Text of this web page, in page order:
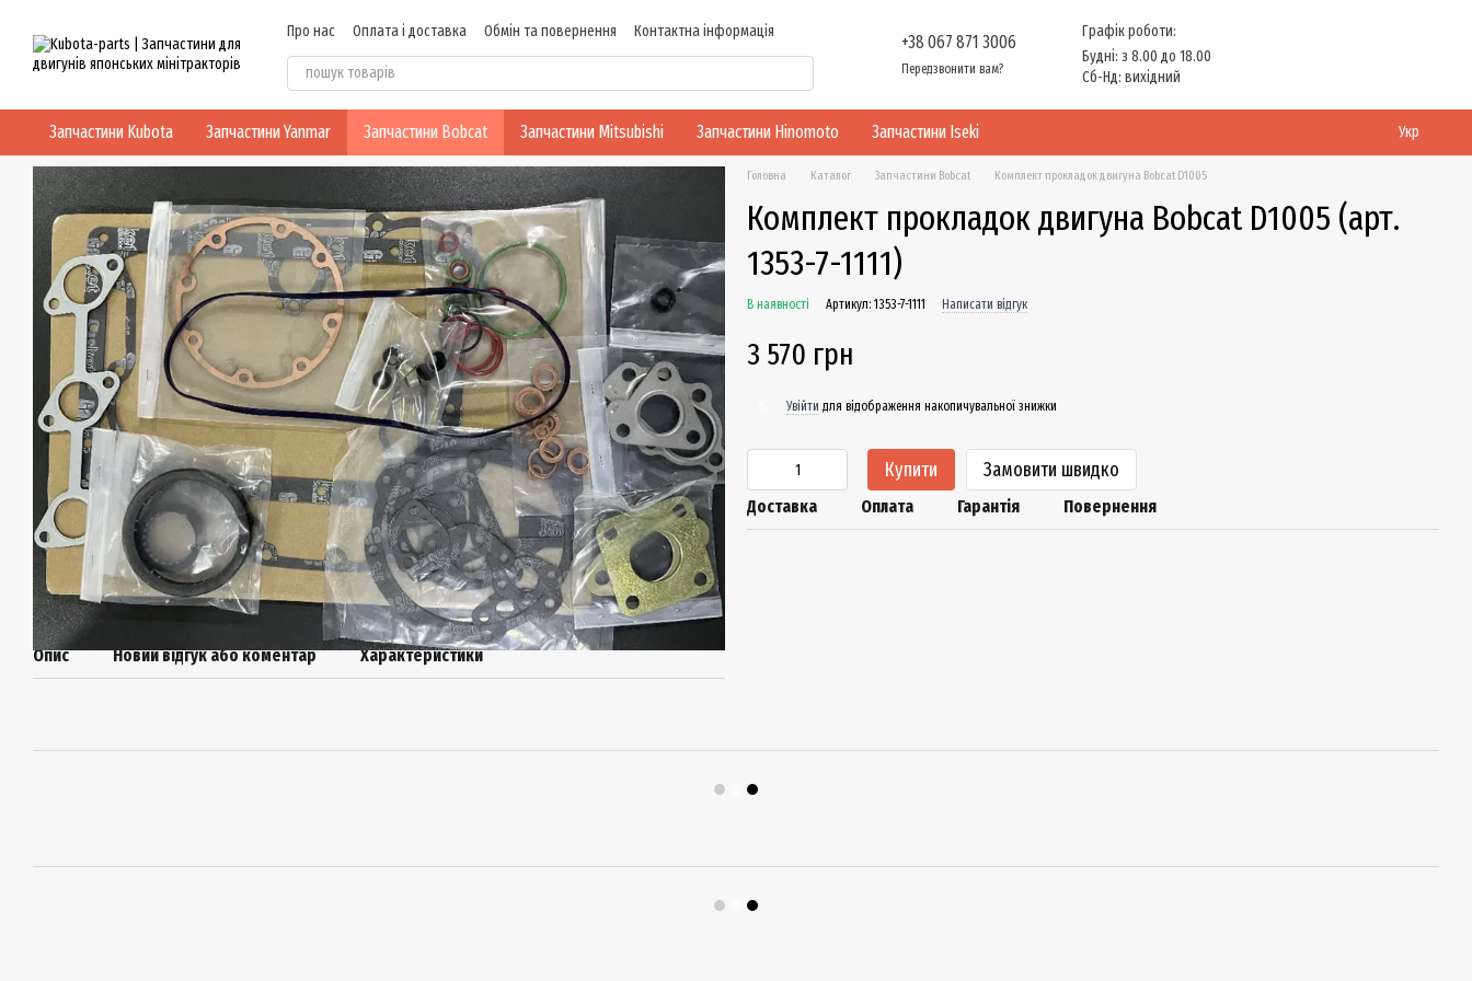
Про нас Оплата і доставка Обмін та повернення
Контактна інформація
Блог
Політика конфіденційності
+38 067 871 3006
Передзвонити вам?
Графік роботи:
Будні: з 8.00 до 18.00
Сб-Нд: вихідний
Запчастини Kubota Запчастини Yanmar Запчастини Bobcat Запчастини Mitsubishi Запчастини Hinomoto Запчастини Iseki Укр
Опис Новий відгук або коментар Характеристики
Головна Каталог Запчастини Bobcat Комплект прокладок двигуна Bobcat D1005
Комплект прокладок двигуна Bobcat D1005 (арт.
1353-7-1111)
В наявності Артикул: 1353-7-1111 Написати відгук
3 570 грн
Увійти для відображення накопичувальної знижки
Купити Замовити швидко
Доставка Оплата Гарантія Повернення